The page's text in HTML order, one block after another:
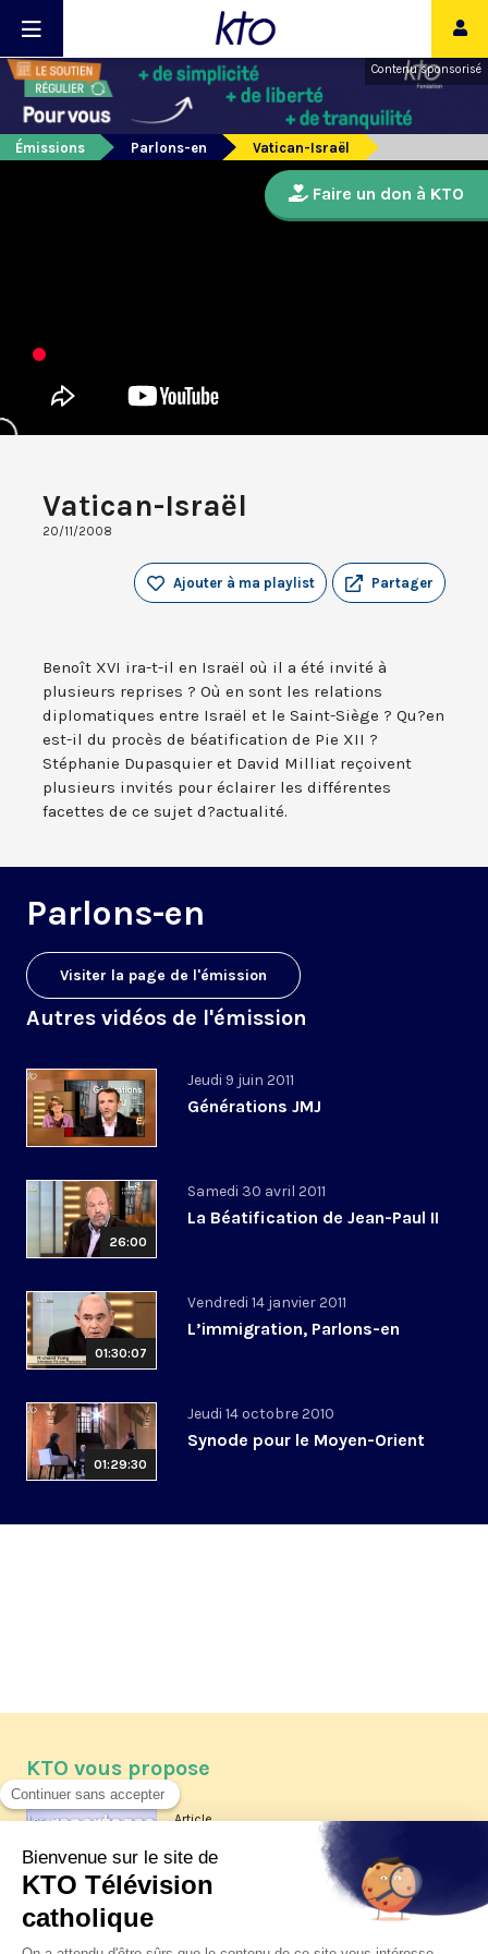
Contenu sponsorisé
Émissions Parlons-en Vatican-Israël
Vatican-Israël
20/11/2008
Partager
Ajouter à ma playlist
Benoît XVI ira-t-il en Israël où il a été invité à
plusieurs reprises ? Où en sont les relations
diplomatiques entre Israël et le Saint-Siège ? Qu?en
est-il du procès de béatification de Pie XII ?
Stéphanie Dupasquier et David Milliat reçoivent
plusieurs invités pour éclairer les différentes
facettes de ce sujet d?actualité.
Parlons-en
Visiter la page de l'émission
Autres vidéos de l'émission
Jeudi 9 juin 2011
Générations JMJ
26:00
Samedi 30 avril 2011
La Béatification de Jean-Paul II
01:30:07
Vendredi 14 janvier 2011
L’immigration, Parlons-en
01:29:30
Jeudi 14 octobre 2010
Synode pour le Moyen-Orient
Faire un don à KTO
KTO vous propose
Article
Les reportages d'été 2026 de KTO
La visite pastorale du pape Léon